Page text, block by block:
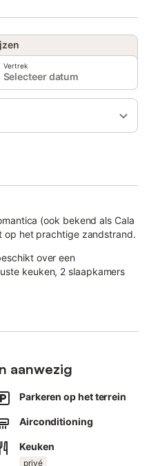
Vertrek
Selecteer datum
(ook bekend als Cala
op het prachtige zandstrand.
over een
keuken, 2 slaapkamers
een gemeubileerde loggia
baai.
genieten of de avond
tuin en op het
aanwezig
Parkeren op het terrein
Airconditioning
Keuken
privé